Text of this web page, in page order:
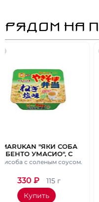
РЯДОМ НА
С
И
АРАХИС
С СОЛЬЮ, ВЕС
Арахис с
220